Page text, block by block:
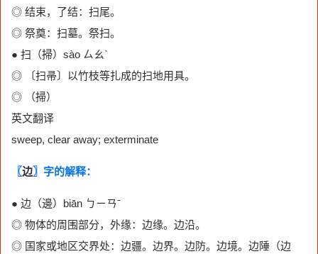
◎ 结束，了结：扫尾。
◎ 祭奠：扫墓。祭扫。
● 扫（掃）sào ㄙㄠˋ
◎ 〔扫帚〕以竹枝等扎成的扫地用具。
◎ （掃）
英文翻译
sweep, clear away; exterminate
〖边〗字的解释：
● 边（邊）biān ㄅㄧㄢˉ
◎ 物体的周围部分，外缘：边缘。边沿。
◎ 国家或地区交界处：边疆。边界。边防。边境。边陲（边